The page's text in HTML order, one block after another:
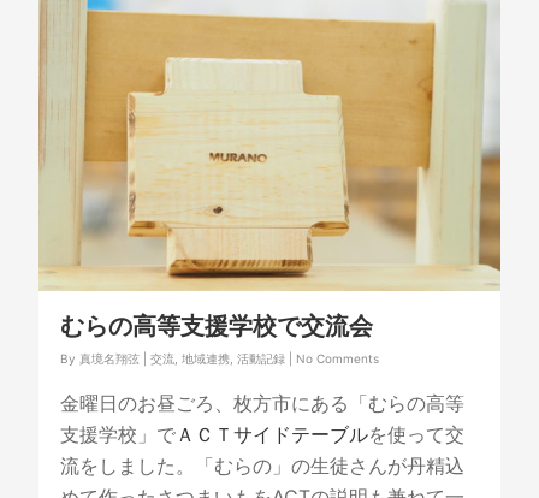
むらの高等支援学校で交流会
By 真境名翔弦 交流 地域連携 活動記録 No Comments
金曜日のお昼ごろ、枚方市にある「むらの高等
支援学校」でＡＣＴサイドテーブルを使って交
流をしました。「むらの」の生徒さんが丹精込